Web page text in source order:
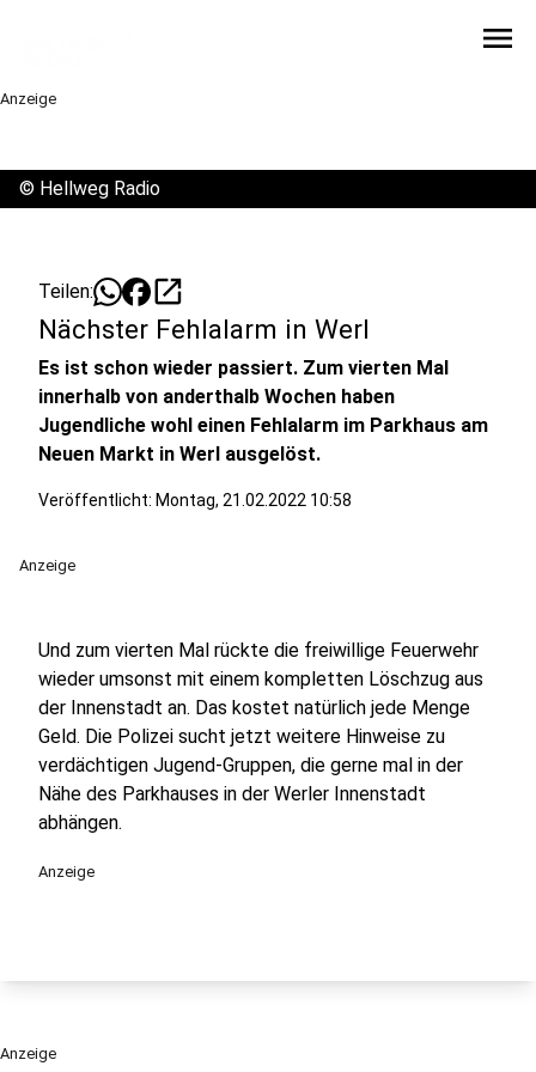
menu
Anzeige
© Hellweg Radio
Teilen: open_in_new
Nächster Fehlalarm in Werl
Es ist schon wieder passiert. Zum vierten Mal
innerhalb von anderthalb Wochen haben
Jugendliche wohl einen Fehlalarm im Parkhaus am
Neuen Markt in Werl ausgelöst.
Veröffentlicht: Montag, 21.02.2022 10:58
Anzeige
Und zum vierten Mal rückte die freiwillige Feuerwehr
wieder umsonst mit einem kompletten Löschzug aus
der Innenstadt an. Das kostet natürlich jede Menge
Geld. Die Polizei sucht jetzt weitere Hinweise zu
verdächtigen Jugend-Gruppen, die gerne mal in der
Nähe des Parkhauses in der Werler Innenstadt
abhängen.
Anzeige
Anzeige